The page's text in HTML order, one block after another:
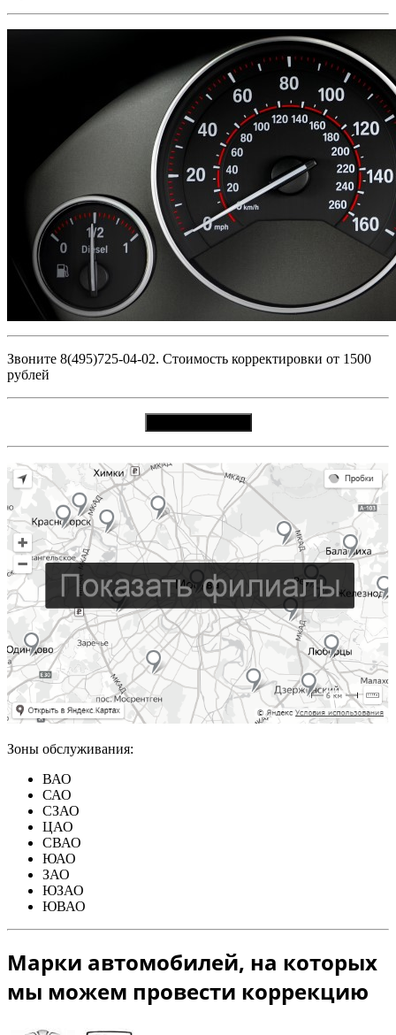
Звоните 8(495)725-04-02. Стоимость корректировки от 1500
рублей
Зоны обслуживания:
ВАО
САО
СЗАО
ЦАО
СВАО
ЮАО
ЗАО
ЮЗАО
ЮВАО
Марки автомобилей, на которых
мы можем провести коррекцию